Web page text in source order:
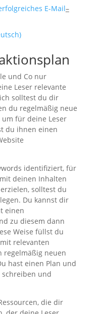
E-Mail–
und Co nur
Leser relevante
solltest du dir
du regelmäßig neue
für deine Leser
du ihnen einen
identifiziert, für
deinen Inhalten
solltest du
Du kannst dir
einen
zu diesem dann
Weise füllst du
relevanten
regelmäßig neuen
hast einen Plan und
und
die dir